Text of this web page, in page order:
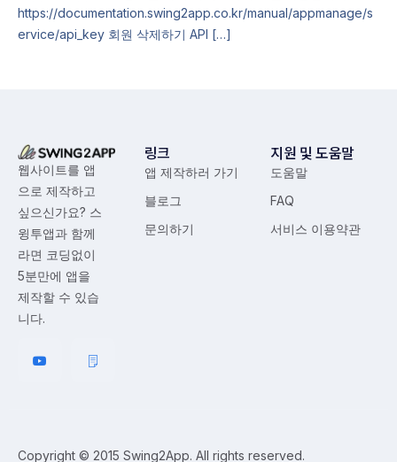
https://documentation.swing2app.co.kr/manual/appmanage/s
ervice/api_key 회원 삭제하기 API […]
웹사이트를 앱
으로 제작하고
싶으신가요? 스
윙투앱과 함께
라면 코딩없이
5분만에 앱을
제작할 수 있습
니다.
링크
앱 제작하러 가기
블로그
문의하기
지원 및 도움말
도움말
FAQ
서비스 이용약관
Copyright © 2015 Swing2App. All rights reserved.